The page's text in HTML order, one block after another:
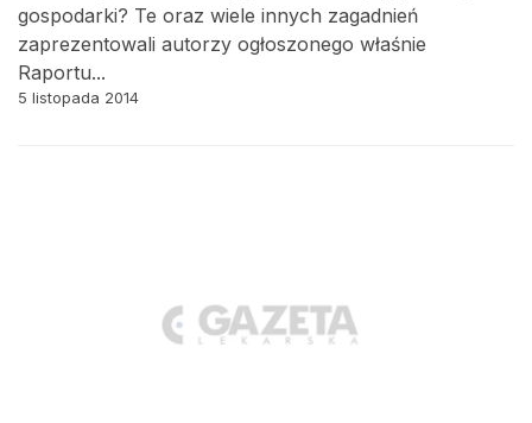
gospodarki? Te oraz wiele innych zagadnień
zaprezentowali autorzy ogłoszonego właśnie
Raportu...
5 listopada 2014